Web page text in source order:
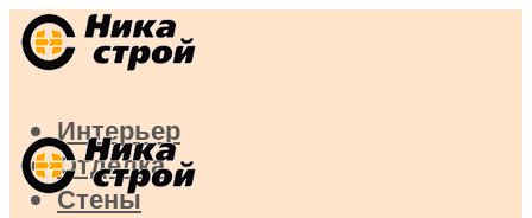
Интерьер
Отделка
Стены